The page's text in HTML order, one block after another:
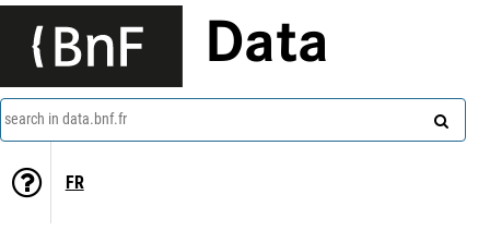
Data
search in data.bnf.fr
FR